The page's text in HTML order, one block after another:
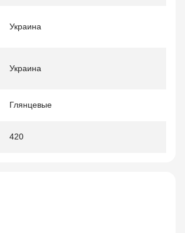
Украина
Украина
Глянцевые
420